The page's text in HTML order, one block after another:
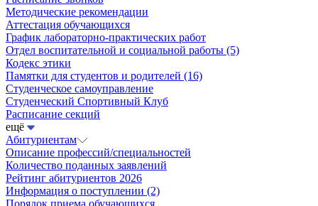
Методические рекомендации
Аттестация обучающихся
График лабораторно-практических работ
Отдел воспитательной и социальной работы (5)
Кодекс этики
Памятки для студентов и родителей (16)
Студенческое самоуправление
Студенческий Спортивный Клуб
Расписание секций
ещё
Абитуриентам
Описание профессий/специальностей
Количество поданных заявлений
Рейтинг абитуриентов 2026
Информация о поступлении (2)
Порядок приема обучающихся